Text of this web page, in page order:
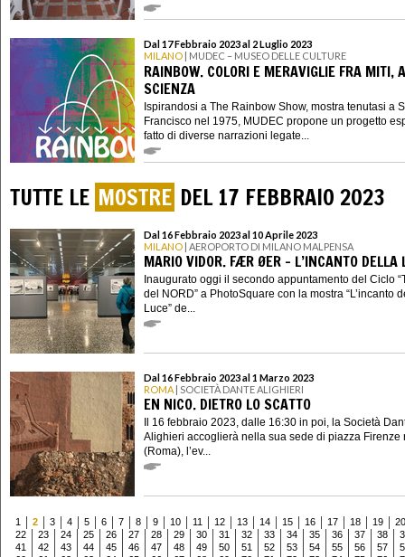
Dal 17 Febbraio 2023 al 2 Luglio 2023
MILANO | MUDEC – MUSEO DELLE CULTURE
RAINBOW. COLORI E MERAVIGLIE FRA MITI,
SCIENZA
Ispirandosi a The Rainbow Show, mostra tenutasi a
Francisco nel 1975, MUDEC propone un progetto
fatto di diverse narrazioni legate...
TUTTE LE MOSTRE DEL 17 FEBBRAIO 2023
Dal 16 Febbraio 2023 al 10 Aprile 2023
MILANO | AEROPORTO DI MILANO MALPENSA
MARIO VIDOR. FÆR ØER - L’INCANTO DELLA
Inaugurato oggi il secondo appuntamento del Ciclo
del NORD” a PhotoSquare con la mostra “L’incanto
Luce” de...
Dal 16 Febbraio 2023 al 1 Marzo 2023
ROMA | SOCIETÀ DANTE ALIGHIERI
EN NICO. DIETRO LO SCATTO
Il 16 febbraio 2023, dalle 16:30 in poi, la Società
Alighieri accoglierà nella sua sede di piazza Firenze
(Roma), l’ev...
1 2 3 4 5 6 7 8 9 10 11 12 13 14 15 16 17 18 19
20
22
23 24 25 26 27 28 29 30 31 32 33 34 35 36 37 38
41
42 43 44 45 46 47 48 49 50 51 52 53 54 55 56 57